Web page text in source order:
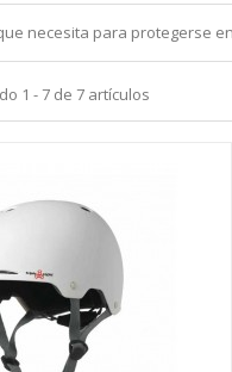
necesita para protegerse
1 - 7 de 7 artículos